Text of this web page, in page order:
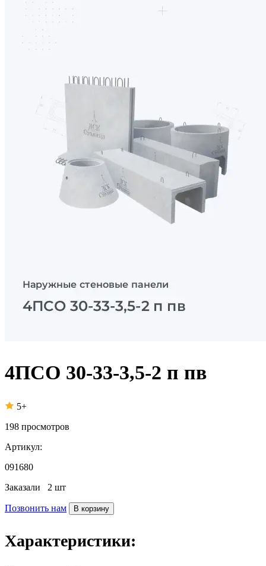
4ПСО 30-33-3,5-2 п пв
5+
198 просмотров
Артикул:
091680
Заказали 2 шт
Позвонить нам В корзину
Характеристики: